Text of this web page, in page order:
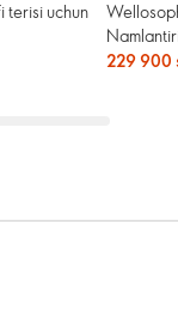
terisi uchun
229 900